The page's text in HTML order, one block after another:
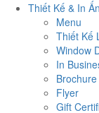
Thiết Kế & In Ấn
Menu
Thiết Kế
Window
In
Brochure
Flyer
Gift